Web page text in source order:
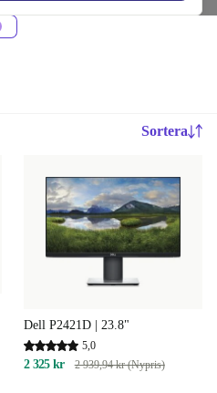
Sortera
Dell P2421D | 23.8"
5,0
2 325 kr 2 939,94 kr (Nypris)